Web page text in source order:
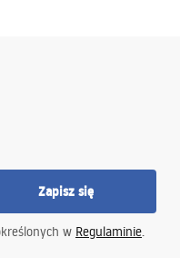
Zapisz się
w Regulaminie.